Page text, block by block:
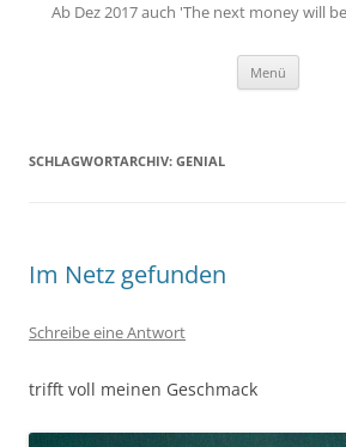
Ab Dez 2017 auch 'The next money will
Menü
SCHLAGWORTARCHIV: GENIAL
Im Netz gefunden
Schreibe eine Antwort
trifft voll meinen Geschmack